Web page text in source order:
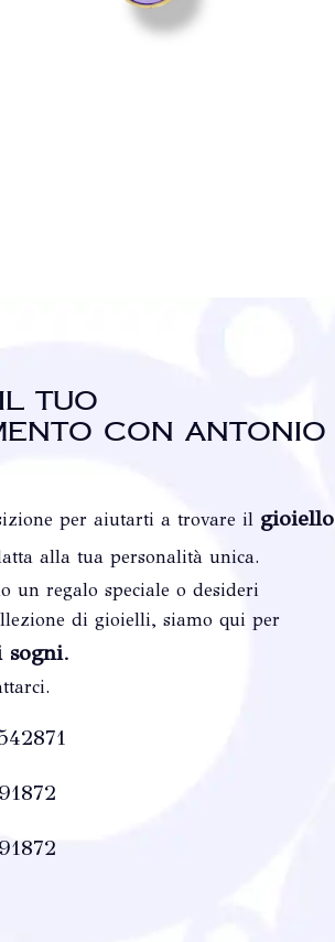
tuo
con Antonio
per aiutarti a trovare il gioiello
alla tua personalità unica.
un regalo speciale o desideri
di gioielli, siamo qui per
sogni.